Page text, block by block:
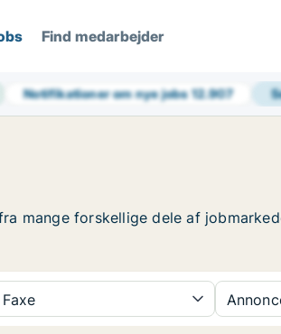
Find medarbejder
Notifikationer om nye jobs12.907
mange forskellige dele af
Faxe